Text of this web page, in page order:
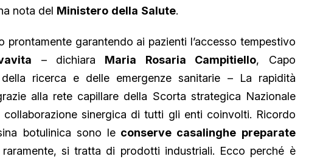
nota del Ministero della Salute.
prontamente garantendo ai pazienti l’accesso tempestivo
– dichiara Maria Rosaria Campitiello, Capo
ricerca e delle emergenze sanitarie – La rapidità
alla rete capillare della Scorta strategica Nazionale
sinergica di tutti gli enti coinvolti. Ricordo
botulinica sono le conserve casalinghe preparate
raramente, si tratta di prodotti industriali. Ecco perché è